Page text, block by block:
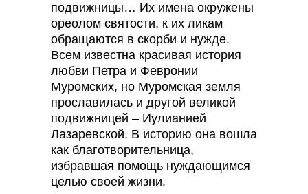
подвижницы… Их имена окружены
ореолом святости, к их ликам
обращаются в скорби и нужде.
Всем известна красивая история
любви Петра и Февронии
Муромских, но Муромская земля
прославилась и другой великой
подвижницей – Иулианией
Лазаревской. В историю она вошла
как благотворительница,
избравшая помощь нуждающимся
целью своей жизни.